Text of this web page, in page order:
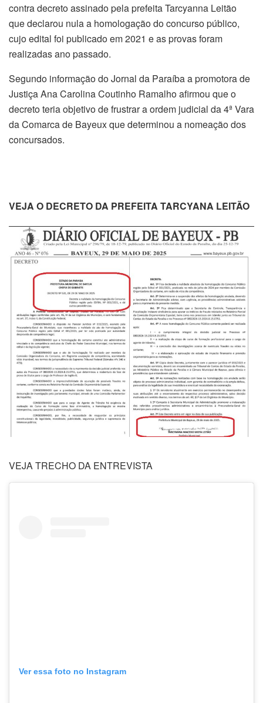
contra decreto assinado pela prefeita Tarcyanna Leitão
que declarou nula a homologação do concurso público,
cujo edital foi publicado em 2021 e as provas foram
realizadas ano passado.
Segundo informação do Jornal da Paraíba a promotora de
Justiça Ana Carolina Coutinho Ramalho afirmou que o
decreto teria objetivo de frustrar a ordem judicial da 4ª Vara
da Comarca de Bayeux que determinou a nomeação dos
concursados.
VEJA O DECRETO DA PREFEITA TARCYANA LEITÃO
VEJA TRECHO DA ENTREVISTA
Ver essa foto no Instagram